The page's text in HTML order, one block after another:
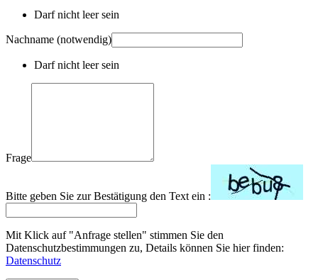
Darf nicht leer sein
Nachname (notwendig)
Darf nicht leer sein
Frage
Bitte geben Sie zur Bestätigung den Text ein :
Mit Klick auf "Anfrage stellen" stimmen Sie den
Datenschutzbestimmungen zu, Details können Sie hier finden:
Datenschutz